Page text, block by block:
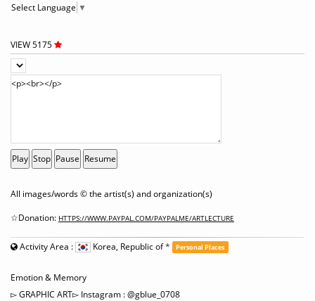
Select Language ▼
VIEW 5175
Play Stop Pause Resume
All images/words © the artist(s) and organization(s)
☆Donation: HTTPS://WWW.PAYPAL.COM/PAYPALME/ARTLECTURE
Activity Area : Korea, Republic of* Personal Places
Emotion & Memory
▻ GRAPHIC ART▻ Instagram : @gblue_0708